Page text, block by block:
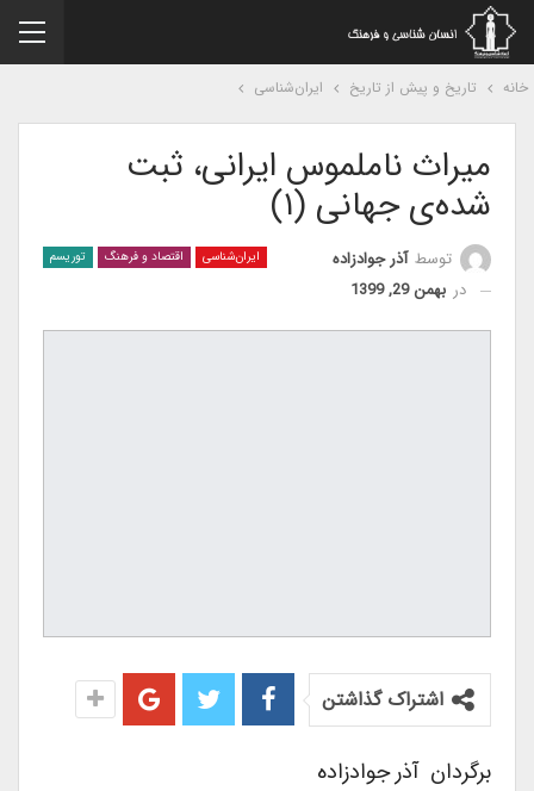
تاریخ و پیش از تاریخ ایران‌شناسی
میراث ناملموس ایرانی، ثبت
شده‌ی جهانی (۱)
ایران‌شناسی اقتصاد و فرهنگ توریسم توسطآذر جوادزاده
دربهمن 29, 1399
اشتراک گذاشتن
برگردان آذر جوادزاده